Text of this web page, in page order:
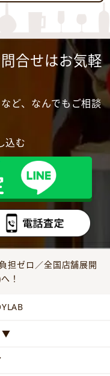
合せはお気軽
ど、なんでもご相談
込む
担ゼロ／全国店舗展開
！
▼